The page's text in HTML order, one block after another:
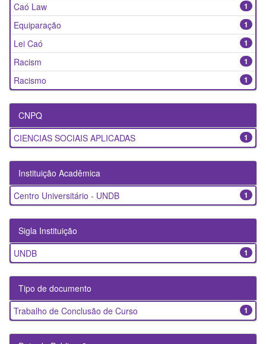
1
Caó Law
1
Equiparação
1
Lei Caó
1
Racism
1
Racismo
CNPQ
1
CIENCIAS SOCIAIS APLICADAS
Instituição Acadêmica
1
Centro Universitário - UNDB
Sigla Instituição
1
UNDB
Tipo de documento
1
Trabalho de Conclusão de Curso